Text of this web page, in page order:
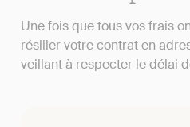
Une fois que tous vos frais
résilier votre contrat en
veillant à respecter le délai